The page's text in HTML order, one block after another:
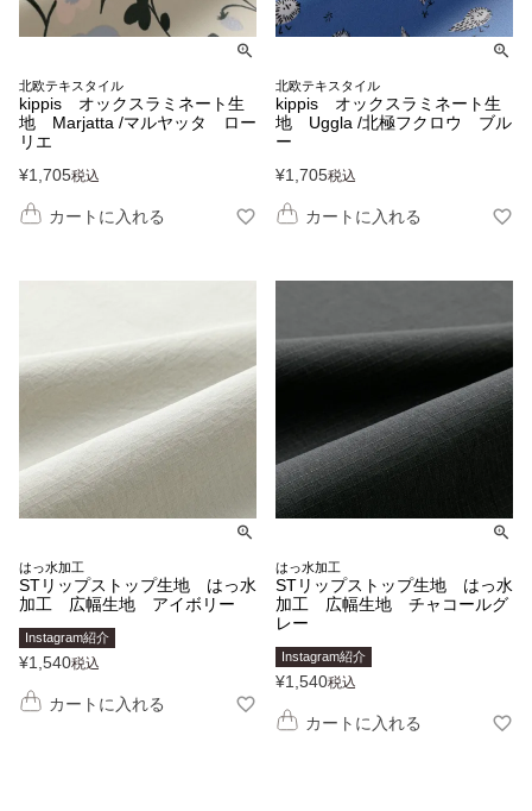
北欧テキスタイル
kippis オックスラミネート生
地 Marjatta /マルヤッタ ロー
リエ
¥1,705税込
カートに入れる
北欧テキスタイル
kippis オックスラミネート生
地 Uggla /北極フクロウ ブル
ー
¥1,705税込
カートに入れる
はっ水加工
STリップストップ生地 はっ水
加工 広幅生地 アイボリー
Instagram紹介
¥1,540税込
カートに入れる
はっ水加工
STリップストップ生地 はっ水
加工 広幅生地 チャコールグ
レー
Instagram紹介
¥1,540税込
カートに入れる